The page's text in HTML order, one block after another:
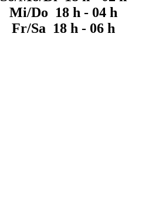
Mi/Do 18 h - 04 h
Fr/Sa 18 h - 06 h